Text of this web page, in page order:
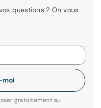
questions ? On vous
moi
gratuitement au